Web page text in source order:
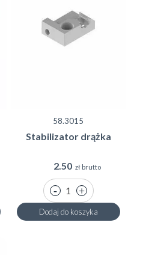
58.3015
Stabilizator drążka
2.50 zł brutto
Dodaj do koszyka